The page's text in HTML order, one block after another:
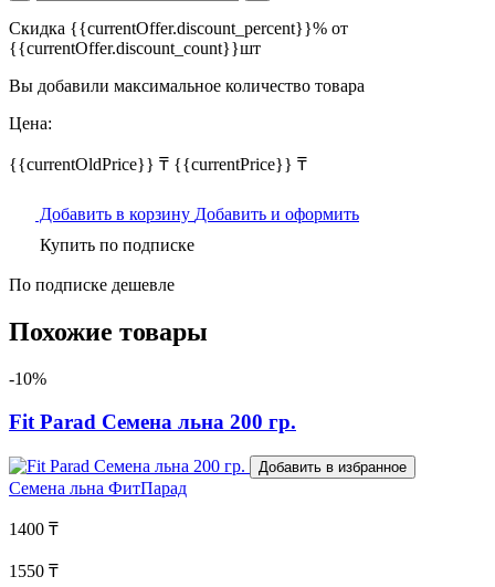
Скидка {{currentOffer.discount_percent}}% от
{{currentOffer.discount_count}}шт
Вы добавили максимальное количество товара
Цена:
{{currentOldPrice}} ₸ {{currentPrice}} ₸
Добавить в корзину Добавить и оформить
Купить по подписке
По подписке дешевле
Похожие товары
-10%
Fit Parad Семена льна 200 гр.
Добавить в избранное
Семена льна ФитПарад
1400 ₸
1550 ₸